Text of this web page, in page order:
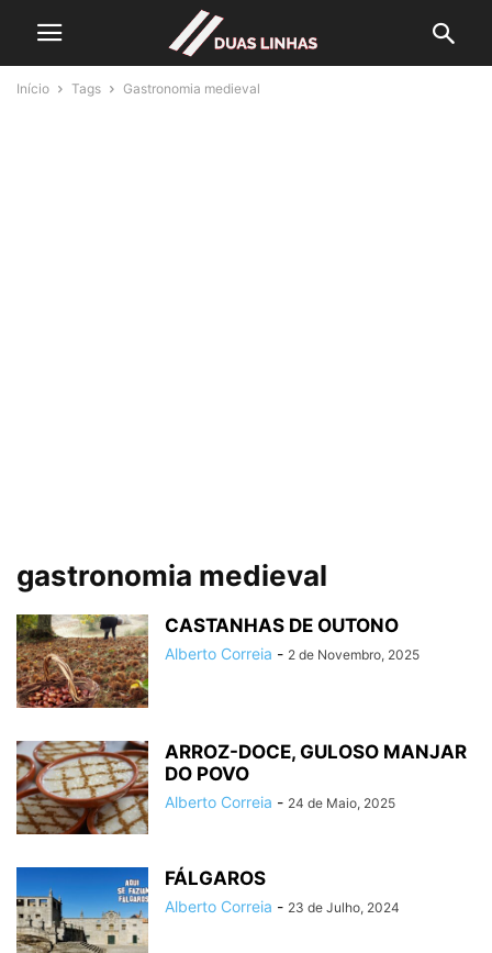
Início Tags Gastronomia medieval
gastronomia medieval
CASTANHAS DE OUTONO
Alberto Correia - 2 de Novembro, 2025
ARROZ-DOCE, GULOSO MANJAR
DO POVO
Alberto Correia - 24 de Maio, 2025
FÁLGAROS
Alberto Correia - 23 de Julho, 2024